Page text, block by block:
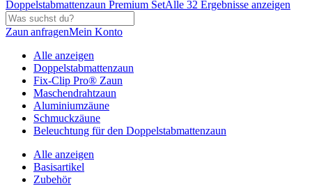
Doppelstabmattenzaun Premium SetAlle 32 Ergebnisse anzeigen
Zaun anfragenMein Konto
Alle anzeigen
Doppelstabmattenzaun
Fix-Clip Pro® Zaun
Maschendrahtzaun
Aluminiumzäune
Schmuckzäune
Beleuchtung für den Doppelstabmattenzaun
Alle anzeigen
Basisartikel
Zubehör